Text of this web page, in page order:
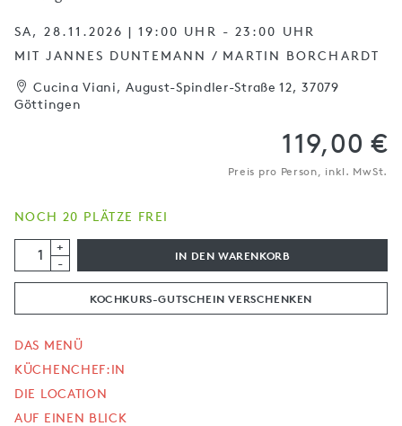
SA, 28.11.2026 | 19:00 UHR - 23:00 UHR
MIT JANNES DUNTEMANN / MARTIN BORCHARDT
Cucina Viani, August-Spindler-Straße 12, 37079
Göttingen
119,00 €
Preis pro Person, inkl. MwSt.
NOCH 20 PLÄTZE FREI
+
-
IN DEN WARENKORB
KOCHKURS-GUTSCHEIN VERSCHENKEN
DAS MENÜ
KÜCHENCHEF:IN
DIE LOCATION
AUF EINEN BLICK